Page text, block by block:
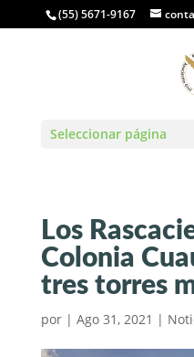
(55) 5671-9167
Seleccionar página
Los
Colonia
tres torres
por | Ago 31, 2021 |